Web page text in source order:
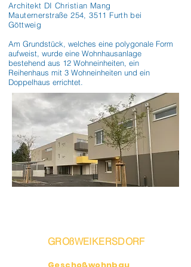
Architekt DI Christian Mang
Mauternerstraße 254, 3511 Furth bei
Göttweig
Am Grundstück, welches eine polygonale Form
aufweist, wurde eine Wohnhausanlage
bestehend aus 12 Wohneinheiten, ein
Reihenhaus mit 3 Wohneinheiten und ein
Doppelhaus errichtet.
GROßWEIKERSDORF